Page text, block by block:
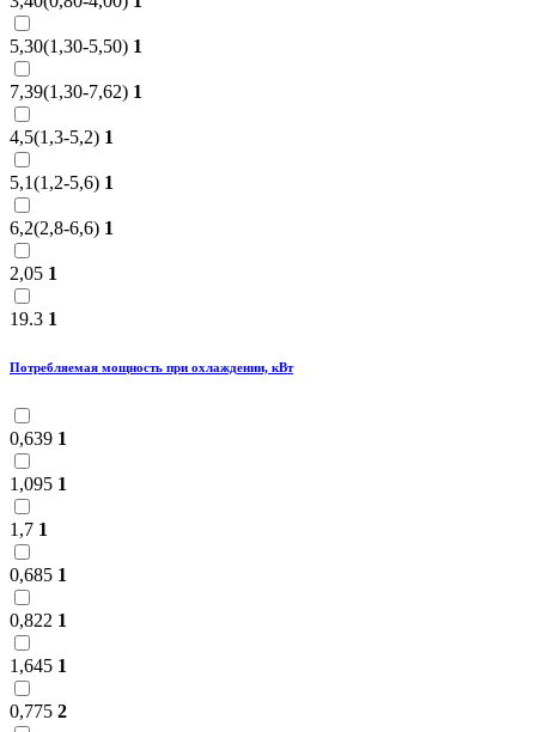
5,30(1,30-5,50) 1
7,39(1,30-7,62) 1
4,5(1,3-5,2) 1
5,1(1,2-5,6) 1
6,2(2,8-6,6) 1
2,05 1
19.3 1
Потребляемая мощность при охлаждении, кВт
0,639 1
1,095 1
1,7 1
0,685 1
0,822 1
1,645 1
0,775 2